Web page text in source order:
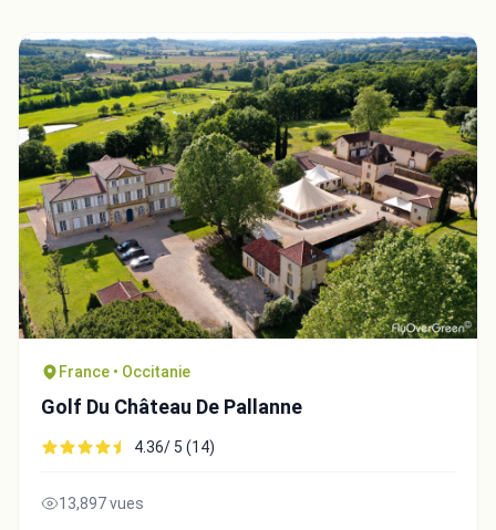
France • Occitanie
Golf Du Château De Pallanne
4.36/ 5 (14)
13,897 vues